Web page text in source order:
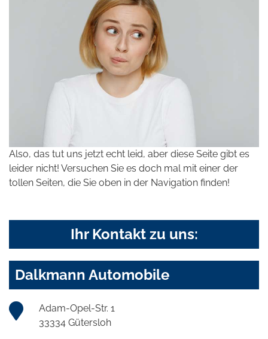
Also, das tut uns jetzt echt leid, aber diese Seite gibt es
leider nicht! Versuchen Sie es doch mal mit einer der
tollen Seiten, die Sie oben in der Navigation finden!
Ihr Kontakt zu uns:
Dalkmann Automobile
Adam-Opel-Str. 1
33334 Gütersloh